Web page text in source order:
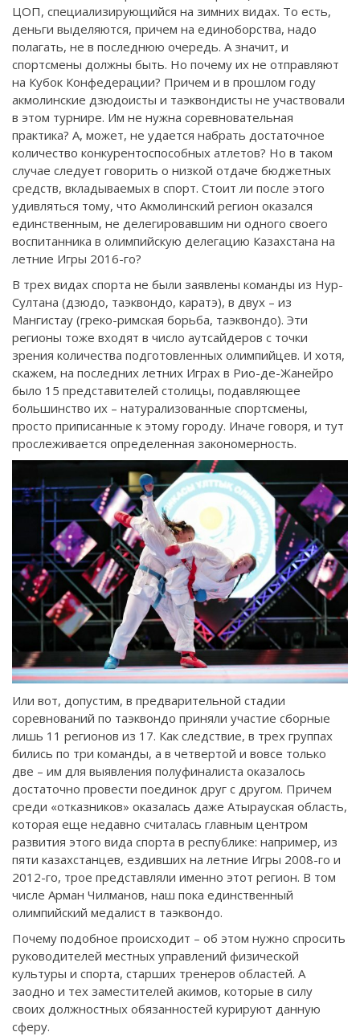
ЦОП, специализирующийся на зимних видах. То есть,
деньги выделяются, причем на единоборства, надо
полагать, не в последнюю очередь. А значит, и
спортсмены должны быть. Но почему их не отправляют
на Кубок Конфедерации? Причем и в прошлом году
акмолинские дзюдоисты и таэквондисты не участвовали
в этом турнире. Им не нужна соревновательная
практика? А, может, не удается набрать достаточное
количество конкурентоспособных атлетов? Но в таком
случае следует говорить о низкой отдаче бюджетных
средств, вкладываемых в спорт. Стоит ли после этого
удивляться тому, что Акмолинский регион оказался
единственным, не делегировавшим ни одного своего
воспитанника в олимпийскую делегацию Казахстана на
летние Игры 2016-го?
В трех видах спорта не были заявлены команды из Нур-
Султана (дзюдо, таэквондо, каратэ), в двух – из
Мангистау (греко-римская борьба, таэквондо). Эти
регионы тоже входят в число аутсайдеров с точки
зрения количества подготовленных олимпийцев. И хотя,
скажем, на последних летних Играх в Рио-де-Жанейро
было 15 представителей столицы, подавляющее
большинство их – натурализованные спортсмены,
просто приписанные к этому городу. Иначе говоря, и тут
прослеживается определенная закономерность.
Или вот, допустим, в предварительной стадии
соревнований по таэквондо приняли участие сборные
лишь 11 регионов из 17. Как следствие, в трех группах
бились по три команды, а в четвертой и вовсе только
две – им для выявления полуфиналиста оказалось
достаточно провести поединок друг с другом. Причем
среди «отказников» оказалась даже Атырауская область,
которая еще недавно считалась главным центром
развития этого вида спорта в республике: например, из
пяти казахстанцев, ездивших на летние Игры 2008-го и
2012-го, трое представляли именно этот регион. В том
числе Арман Чилманов, наш пока единственный
олимпийский медалист в таэквондо.
Почему подобное происходит – об этом нужно спросить
руководителей местных управлений физической
культуры и спорта, старших тренеров областей. А
заодно и тех заместителей акимов, которые в силу
своих должностных обязанностей курируют данную
сферу.